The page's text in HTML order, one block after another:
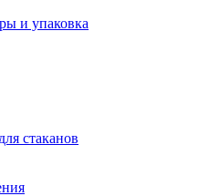
и упаковка
стаканов